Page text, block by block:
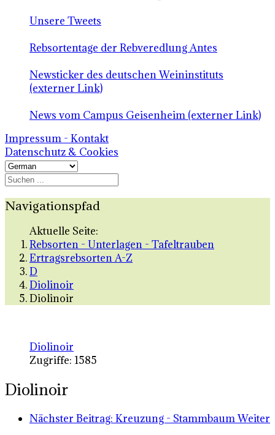
Unsere Tweets
Rebsortentage der Rebveredlung Antes
Newsticker des deutschen Weininstituts
(externer Link)
News vom Campus Geisenheim (externer Link)
Impressum - Kontakt
Datenschutz & Cookies
Navigationspfad
Aktuelle Seite:
Rebsorten - Unterlagen - Tafeltrauben
Ertragsrebsorten A-Z
D
Diolinoir
Diolinoir
Diolinoir
Zugriffe: 1585
Diolinoir
Nächster Beitrag: Kreuzung - StammbaumWeiter